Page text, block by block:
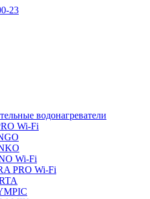
23
водонагреватели
Wi-Fi
Wi-Fi
PRO Wi-Fi